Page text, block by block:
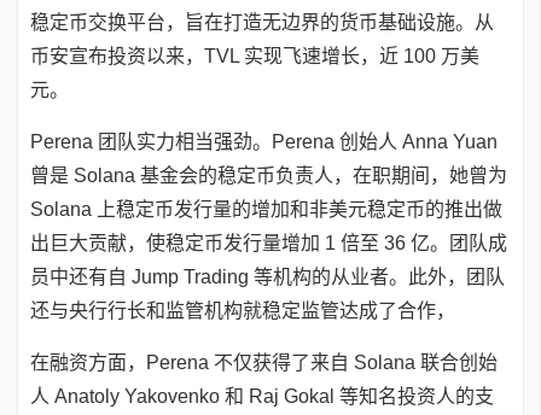
稳定币交换平台，旨在打造无边界的货币基础设施。从
币安宣布投资以来，TVL 实现飞速增长，近 100 万美
元。
Perena 团队实力相当强劲。Perena 创始人 Anna Yuan
曾是 Solana 基金会的稳定币负责人，在职期间，她曾为
Solana 上稳定币发行量的增加和非美元稳定币的推出做
出巨大贡献，使稳定币发行量增加 1 倍至 36 亿。团队成
员中还有自 Jump Trading 等机构的从业者。此外，团队
还与央行行长和监管机构就稳定监管达成了合作，
在融资方面，Perena 不仅获得了来自 Solana 联合创始
人 Anatoly Yakovenko 和 Raj Gokal 等知名投资人的支